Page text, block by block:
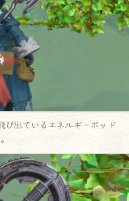
び出ているエネルギーポッド